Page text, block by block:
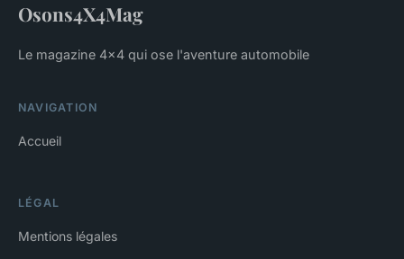
Osons4X4Mag
Le magazine 4x4 qui ose l'aventure automobile
NAVIGATION
Accueil
LÉGAL
Mentions légales